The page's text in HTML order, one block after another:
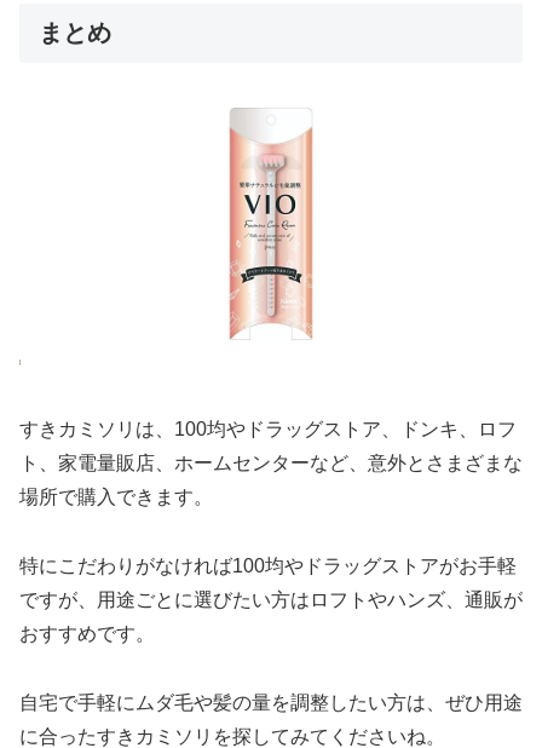
まとめ
すきカミソリは、100均やドラッグストア、ドンキ、ロフ
ト、家電量販店、ホームセンターなど、意外とさまざまな
場所で購入できます。
特にこだわりがなければ100均やドラッグストアがお手軽
ですが、用途ごとに選びたい方はロフトやハンズ、通販が
おすすめです。
自宅で手軽にムダ毛や髪の量を調整したい方は、ぜひ用途
に合ったすきカミソリを探してみてくださいね。